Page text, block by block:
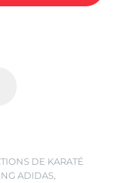
DE KARATÉ
ADIDAS,